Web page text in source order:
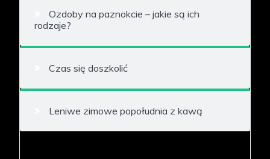
Ozdoby na paznokcie – jakie są ich
rodzaje?
Czas się doszkolić
Leniwe zimowe popołudnia z kawą